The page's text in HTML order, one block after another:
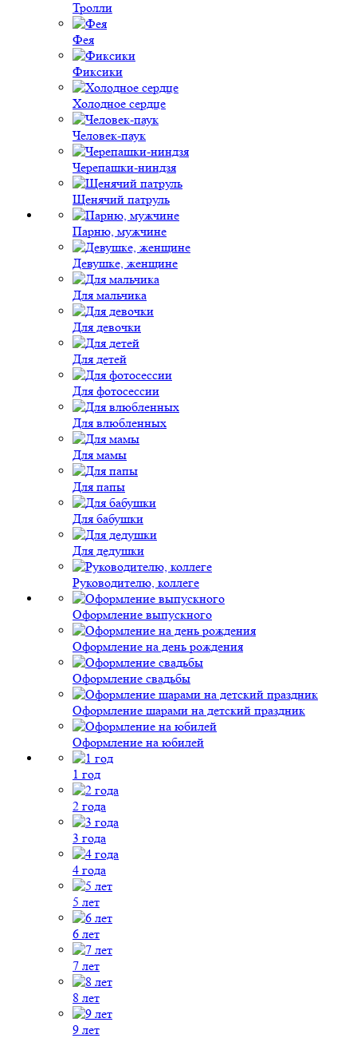
Тролли
Фея
Фиксики
Холодное сердце
Человек-паук
Черепашки-ниндзя
Щенячий патруль
Парню, мужчине
Девушке, женщине
Для мальчика
Для девочки
Для детей
Для фотосессии
Для влюбленных
Для мамы
Для папы
Для бабушки
Для дедушки
Руководителю, коллеге
Оформление выпускного
Оформление на день рождения
Оформление свадьбы
Оформление шарами на детский праздник
Оформление на юбилей
1 год
2 года
3 года
4 года
5 лет
6 лет
7 лет
8 лет
9 лет